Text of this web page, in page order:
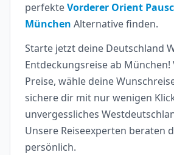
perfekteVorderer Orient
München Alternative finden.
Starte jetzt deine Deutschland
Entdeckungsreise ab München!
Preise, wähle deine
sichere dir mit nur wenigen
unvergessliches
Unsere Reiseexperten beraten
persönlich.